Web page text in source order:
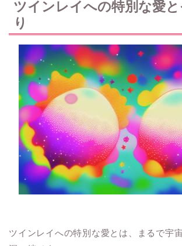
ツインレイへの特別な愛
り
ツインレイへの特別な愛とは、まるで宇